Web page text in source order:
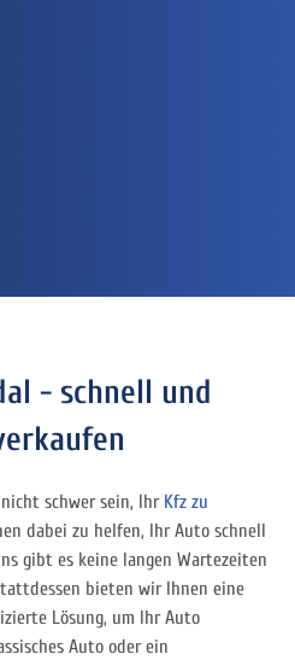
- schnell und
nicht schwer sein, Ihr Kfz zu
dabei zu helfen, Ihr Auto schnell
gibt es keine langen Wartezeiten
bieten wir Ihnen eine
Lösung, um Ihr Auto
Auto oder ein